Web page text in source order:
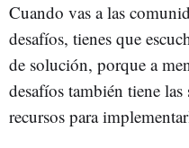
Cuando vas a las
desafíos, tienes que
de solución, porque a
desafíos también tiene
recursos para